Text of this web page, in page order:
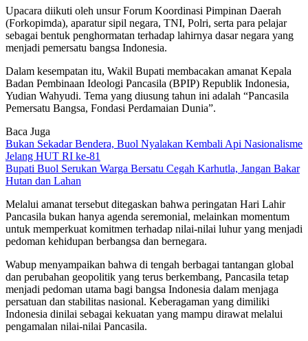
Upacara diikuti oleh unsur Forum Koordinasi Pimpinan Daerah
(Forkopimda), aparatur sipil negara, TNI, Polri, serta para pelajar
sebagai bentuk penghormatan terhadap lahirnya dasar negara yang
menjadi pemersatu bangsa Indonesia.
Dalam kesempatan itu, Wakil Bupati membacakan amanat Kepala
Badan Pembinaan Ideologi Pancasila (BPIP) Republik Indonesia,
Yudian Wahyudi. Tema yang diusung tahun ini adalah “Pancasila
Pemersatu Bangsa, Fondasi Perdamaian Dunia”.
Baca Juga
Bukan Sekadar Bendera, Buol Nyalakan Kembali Api Nasionalisme
Jelang HUT RI ke-81
Bupati Buol Serukan Warga Bersatu Cegah Karhutla, Jangan Bakar
Hutan dan Lahan
Melalui amanat tersebut ditegaskan bahwa peringatan Hari Lahir
Pancasila bukan hanya agenda seremonial, melainkan momentum
untuk memperkuat komitmen terhadap nilai-nilai luhur yang menjadi
pedoman kehidupan berbangsa dan bernegara.
Wabup menyampaikan bahwa di tengah berbagai tantangan global
dan perubahan geopolitik yang terus berkembang, Pancasila tetap
menjadi pedoman utama bagi bangsa Indonesia dalam menjaga
persatuan dan stabilitas nasional. Keberagaman yang dimiliki
Indonesia dinilai sebagai kekuatan yang mampu dirawat melalui
pengamalan nilai-nilai Pancasila.